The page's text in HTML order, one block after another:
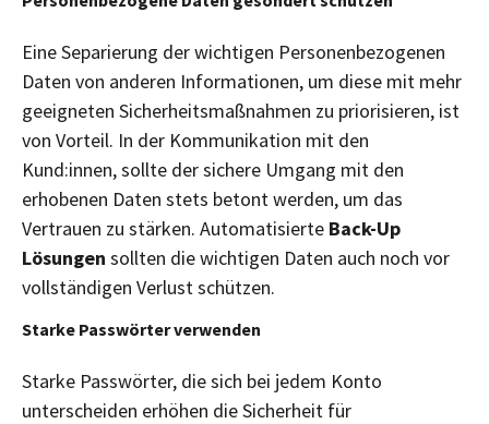
Eine Separierung der wichtigen Personenbezogenen
Daten von anderen Informationen, um diese mit mehr
geeigneten Sicherheitsmaßnahmen zu priorisieren, ist
von Vorteil. In der Kommunikation mit den
Kund:innen, sollte der sichere Umgang mit den
erhobenen Daten stets betont werden, um das
Vertrauen zu stärken. Automatisierte Back-Up
Lösungen sollten die wichtigen Daten auch noch vor
vollständigen Verlust schützen.
Starke Passwörter verwenden
Starke Passwörter, die sich bei jedem Konto
unterscheiden erhöhen die Sicherheit für